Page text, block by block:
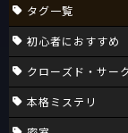
タグ一覧
初心者におすすめ
クローズド・サー
本格ミステリ